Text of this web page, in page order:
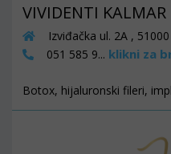
VIVIDENTI KALMAR
Izviđačka ul. 2A ,
051 585 9... klikni za
Botox, hijaluronski fileri,